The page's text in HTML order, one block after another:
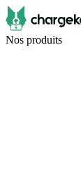
Nos produits